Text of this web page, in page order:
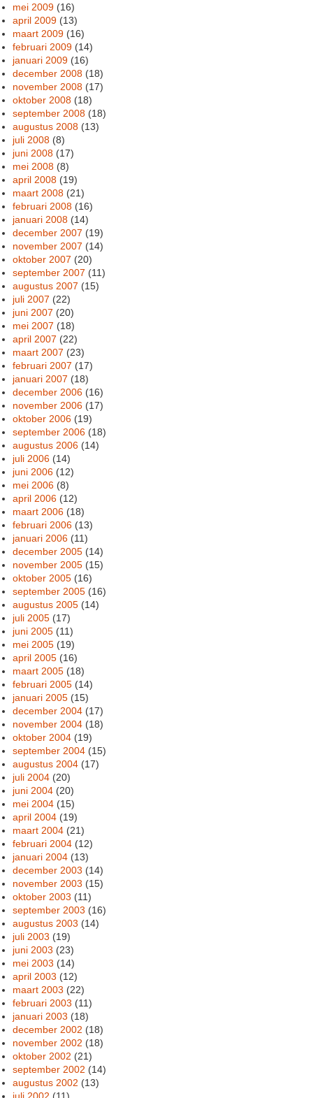
mei 2009 (16)
april 2009 (13)
maart 2009 (16)
februari 2009 (14)
januari 2009 (16)
december 2008 (18)
november 2008 (17)
oktober 2008 (18)
september 2008 (18)
augustus 2008 (13)
juli 2008 (8)
juni 2008 (17)
mei 2008 (8)
april 2008 (19)
maart 2008 (21)
februari 2008 (16)
januari 2008 (14)
december 2007 (19)
november 2007 (14)
oktober 2007 (20)
september 2007 (11)
augustus 2007 (15)
juli 2007 (22)
juni 2007 (20)
mei 2007 (18)
april 2007 (22)
maart 2007 (23)
februari 2007 (17)
januari 2007 (18)
december 2006 (16)
november 2006 (17)
oktober 2006 (19)
september 2006 (18)
augustus 2006 (14)
juli 2006 (14)
juni 2006 (12)
mei 2006 (8)
april 2006 (12)
maart 2006 (18)
februari 2006 (13)
januari 2006 (11)
december 2005 (14)
november 2005 (15)
oktober 2005 (16)
september 2005 (16)
augustus 2005 (14)
juli 2005 (17)
juni 2005 (11)
mei 2005 (19)
april 2005 (16)
maart 2005 (18)
februari 2005 (14)
januari 2005 (15)
december 2004 (17)
november 2004 (18)
oktober 2004 (19)
september 2004 (15)
augustus 2004 (17)
juli 2004 (20)
juni 2004 (20)
mei 2004 (15)
april 2004 (19)
maart 2004 (21)
februari 2004 (12)
januari 2004 (13)
december 2003 (14)
november 2003 (15)
oktober 2003 (11)
september 2003 (16)
augustus 2003 (14)
juli 2003 (19)
juni 2003 (23)
mei 2003 (14)
april 2003 (12)
maart 2003 (22)
februari 2003 (11)
januari 2003 (18)
december 2002 (18)
november 2002 (18)
oktober 2002 (21)
september 2002 (14)
augustus 2002 (13)
juli 2002 (11)